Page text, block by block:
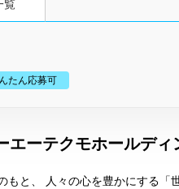
覧
たん応募可
エーテクモホールディ
もと、 人々の心を豊かにする「